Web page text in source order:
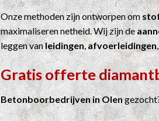
Onze methoden zijn ontworpen om
maximaliseren netheid. Wij zijn de
leggen vanleidingen,afvoerleidingen,
Gratis offerte
Betonboorbedrijven in Olen